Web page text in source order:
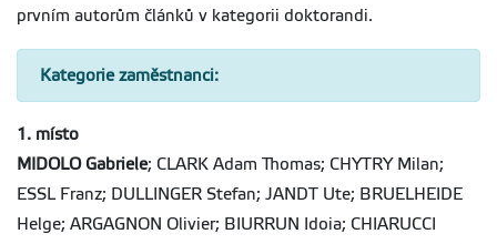
prvním autorům článků v kategorii doktorandi.
Kategorie zaměstnanci:
1. místo
MIDOLO Gabriele; CLARK Adam Thomas; CHYTRY Milan;
ESSL Franz; DULLINGER Stefan; JANDT Ute; BRUELHEIDE
Helge; ARGAGNON Olivier; BIURRUN Idoia; CHIARUCCI